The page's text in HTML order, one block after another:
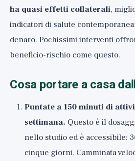
ha quasi effetti collaterali,
indicatori di salute
denaro. Pochissimi interventi
beneficio-rischio come questo.
Cosa portare a casa
Puntate a 150 minuti di
settimana. Questo è il
nello studio ed è accessibile:
cinque giorni. Camminata